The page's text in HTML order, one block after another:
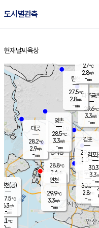
도시별관측
홈
현재날씨 육상
의도
℃
경서동
28.8℃
2.6 m/s
-mm
파주금
29.6℃
3.3m/s
-mm
대곶
28.2℃
2.9m/s
-mm
탄현
27.5℃
2.8m/s
-mm
김포
29.6℃
1.0 m/s
mm
부천
30.0℃
2.8m/s
-mm
양촌
28.5℃
3.3m/s
-mm
인천(공)
27.5℃
6.3m/s
-mm
김포(
30.3
3.3
-mm
인천
29.9℃
3.3m/s
-mm
27℃
2.8m/s
-mm